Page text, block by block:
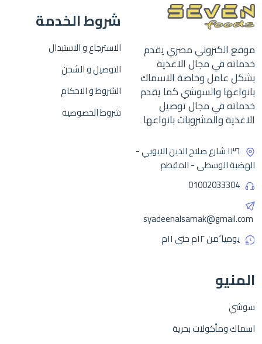
موقع الكتروني مصري يقدم
خدماته في مجال الاغذية
بشكل عامل وخاصة الاسماك
بانواعها والسوشي كما يقدم
خدماته في مجال توصيل
الاغذية والمشروبات بانواعها
١٣٦ شارع صلاح الدين الايوبي -
الهضبة الوسطى - المقطم
01002033304
syadeenalsamak@gmail.com
يوميا ًمن ١٢م حتى ١١م
شروط الخدمة
الاسترجاع و الاستبدال
التوصيل و الشحن
الشروط و الاحكام
شروط الخصوصية
المنيو
سوشي
اسماك ومأكولات بحرية